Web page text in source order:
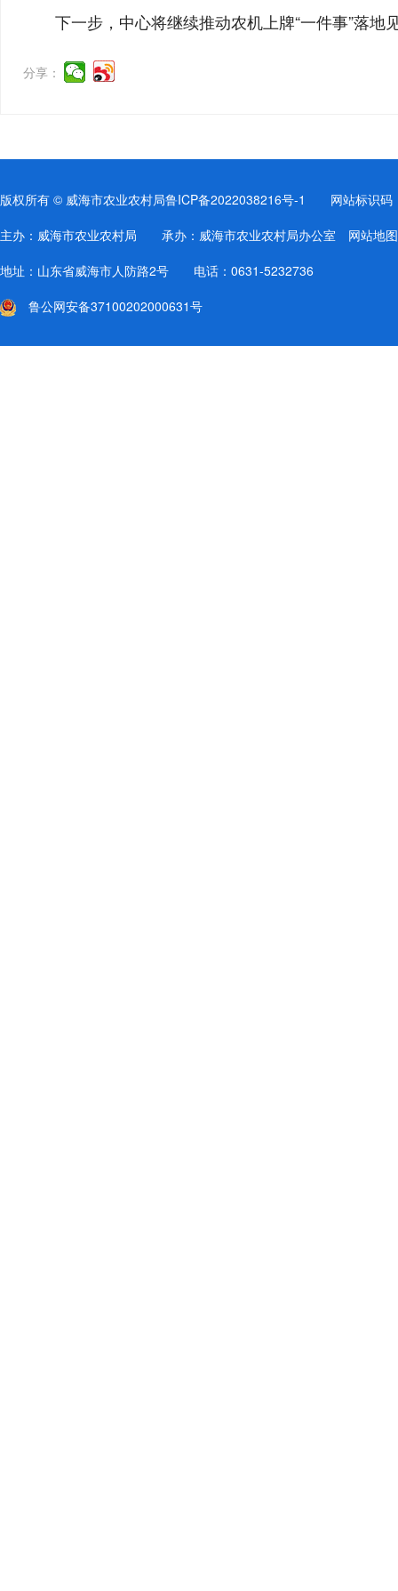
下一步，中心将继续推动农机上牌“一件事”落
分享：
版权所有 © 威海市农业农村局鲁ICP备2022038216号-1
网站标识码
主办：威海市农业农村局 承办：威海市农业农村局办公室 网站地图
地址：山东省威海市人防路2号 电话：0631-5232736
鲁公网安备37100202000631号